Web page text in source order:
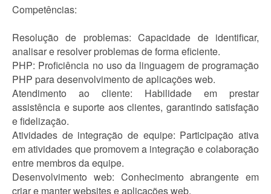
Competências:
Resolução de problemas: Capacidade de identificar,
analisar e resolver problemas de forma eficiente.
PHP: Proficiência no uso da linguagem de programação
PHP para desenvolvimento de aplicações web.
Atendimento ao cliente: Habilidade em prestar
assistência e suporte aos clientes, garantindo satisfação
e fidelização.
Atividades de integração de equipe: Participação ativa
em atividades que promovem a integração e colaboração
entre membros da equipe.
Desenvolvimento web: Conhecimento abrangente em
criar e manter websites e aplicações web.